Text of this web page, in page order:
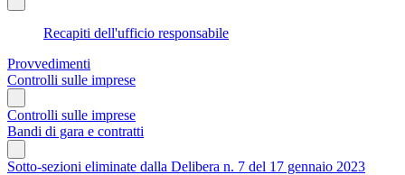
Recapiti dell'ufficio responsabile
Provvedimenti
Controlli sulle imprese
Controlli sulle imprese
Bandi di gara e contratti
Sotto-sezioni eliminate dalla Delibera n. 7 del 17 gennaio 2023